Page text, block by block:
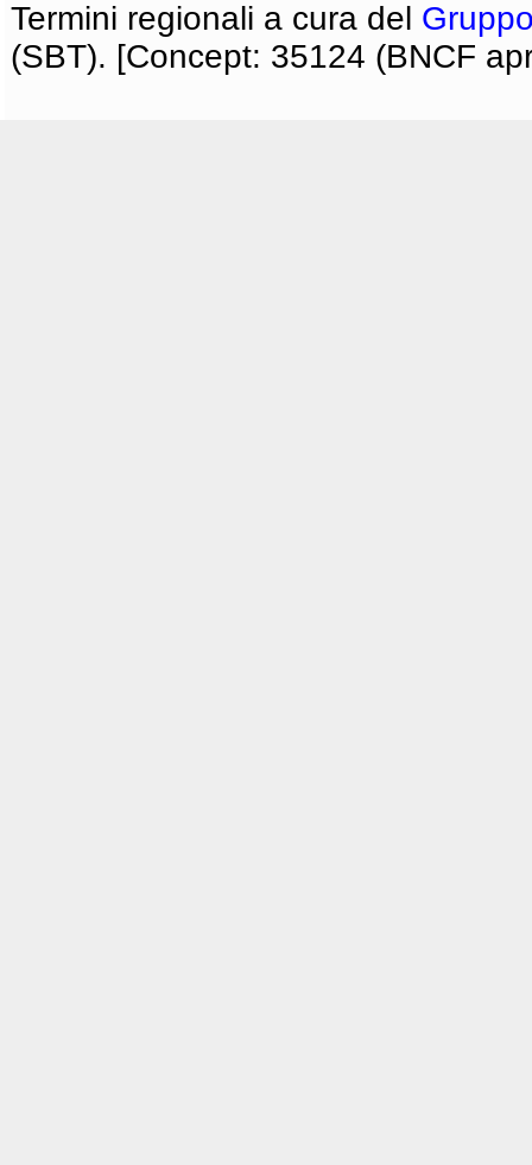
Termini regionali a cura del
(SBT). [Concept: 35124 (BNCF